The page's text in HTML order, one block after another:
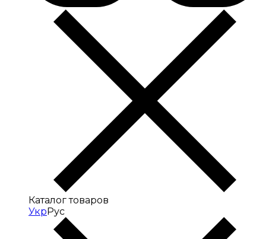
Каталог товаров
УкрРус